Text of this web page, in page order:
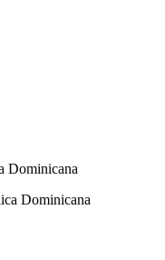
Dominicana
Dominicana